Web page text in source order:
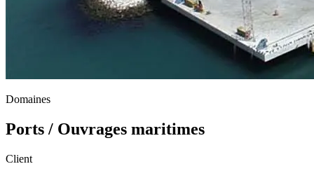
Domaines
Ports / Ouvrages maritimes
Client